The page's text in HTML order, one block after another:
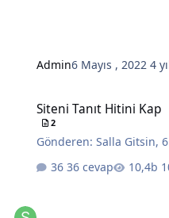
Admin6 Mayıs , 20224
Siteni Tanıt Hitini Kap
2
Gönderen:Salla Gitsin,
36 cevap